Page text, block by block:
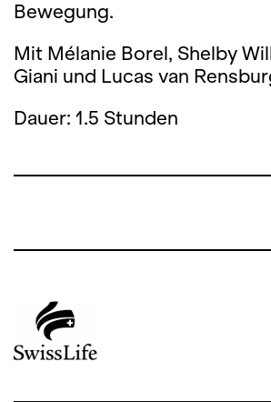
Bewegung.
Mit Mélanie Borel, Shelby
Giani und Lucas van
Dauer: 1.5 Stunden